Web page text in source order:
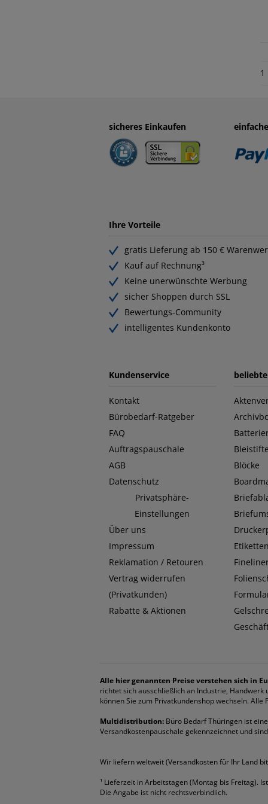
1
sicheres Einkaufen
Ihre Vorteile
gratis Lieferung ab 150 €
Kauf auf Rechnung³
Keine unerwünschte Werbung
sicher Shoppen durch SSL
Bewertungs-Community
intelligentes Kundenkonto
Kundenservice
Kontakt
Bürobedarf-Ratgeber
FAQ
Auftragspauschale
AGB
Datenschutz
Privatsphäre-
Einstellungen
Über uns
Impressum
Reklamation / Retouren
Vertrag widerrufen
(Privatkunden)
Rabatte & Aktionen
Bleistifte
Blöcke
Etiketten
Alle hier genannten Preise verstehen sich in
richtet sich ausschließlich an Industrie,
können Sie zum Privatkundenshop wechseln.
Multidistribution: Büro Bedarf Thüringen ist
Versandkostenpauschale gekennzeichnet und
Wir liefern weltweit (Versandkosten für Ihr Land
¹ Lieferzeit in Arbeitstagen (Montag bis Freitag).
Die Angabe ist nicht rechtsverbindlich.